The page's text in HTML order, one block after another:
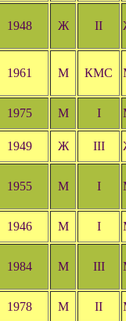
1948 Ж II
1961 М КМС
1975 М I
1949 Ж III
1955 М I
1946 М I
1984 М III
1978 М II